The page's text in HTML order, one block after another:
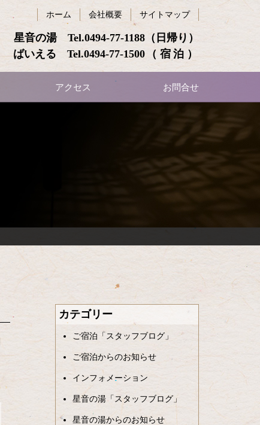
星音の湯 Tel.0494-77-1188 （日帰り）
ばいえる Tel.0494-77-1500 （宿泊）
ホーム 会社概要 サイトマップ
アクセス お問合せ
カテゴリー
ご宿泊「スタッフブログ」
ご宿泊からのお知らせ
インフォメーション
星音の湯「スタッフブログ」
星音の湯からのお知らせ